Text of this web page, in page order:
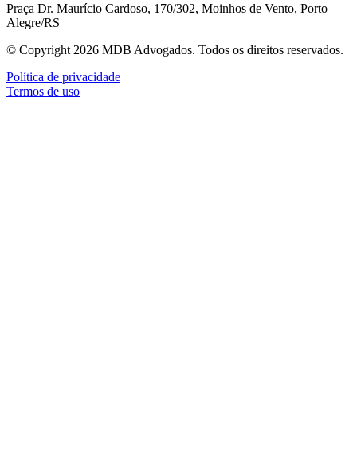
Praça Dr. Maurício Cardoso, 170/302, Moinhos de Vento, Porto
Alegre/RS
© Copyright 2026 MDB Advogados. Todos os direitos reservados.
Política de privacidade
Termos de uso